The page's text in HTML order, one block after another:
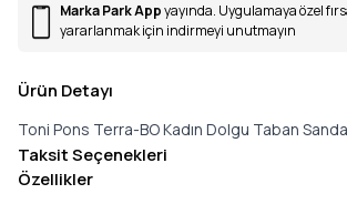
Marka Park Appyayında. Uygulamaya özel
yararlanmak için indirmeyi unutmayın
Ürün Detayı
Toni Pons Terra-BO Kadın Dolgu Taban
Taksit Seçenekleri
Özellikler